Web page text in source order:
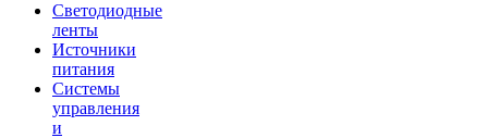
Светодиодные
ленты
Источники
питания
Системы
управления
и